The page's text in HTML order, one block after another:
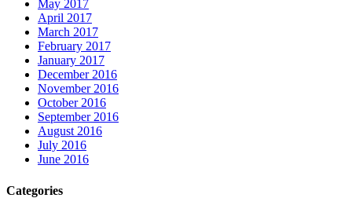
May 2017
April 2017
March 2017
February 2017
January 2017
December 2016
November 2016
October 2016
September 2016
August 2016
July 2016
June 2016
Categories